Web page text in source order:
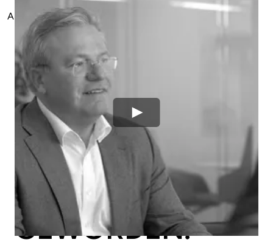
Abi Merfol,Projectmanager
"MET CISO-AS-A-
SERVICE IS IT
EEN MEER
ORGANISATIE-
GEDRAGEN
GEHEEL
GEWORDEN."